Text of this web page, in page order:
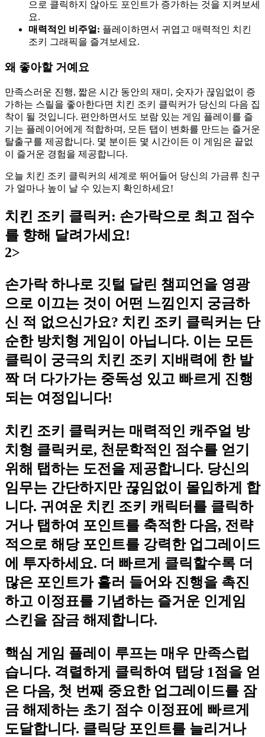
으로 클릭하지 않아도 포인트가 증가하는 것을 지켜보세
요.
매력적인 비주얼: 플레이하면서 귀엽고 매력적인 치킨
조키 그래픽을 즐겨보세요.
왜 좋아할 거예요
만족스러운 진행, 짧은 시간 동안의 재미, 숫자가 끊임없이 증
가하는 스릴을 좋아한다면 치킨 조키 클릭커가 당신의 다음 집
착이 될 것입니다. 편안하면서도 보람 있는 게임 플레이를 즐
기는 플레이어에게 적합하며, 모든 탭이 변화를 만드는 즐거운
탈출구를 제공합니다. 몇 분이든 몇 시간이든 이 게임은 끝없
이 즐거운 경험을 제공합니다.
오늘 치킨 조키 클릭커의 세계로 뛰어들어 당신의 가금류 친구
가 얼마나 높이 날 수 있는지 확인하세요!
치킨 조키 클릭커: 손가락으로 최고 점수
를 향해 달려가세요!
2>
손가락 하나로 깃털 달린 챔피언을 영광
으로 이끄는 것이 어떤 느낌인지 궁금하
신 적 없으신가요? 치킨 조키 클릭커는 단
순한 방치형 게임이 아닙니다. 이는 모든
클릭이 궁극의 치킨 조키 지배력에 한 발
짝 더 다가가는 중독성 있고 빠르게 진행
되는 여정입니다!
치킨 조키 클릭커는 매력적인 캐주얼 방
치형 클릭커로, 천문학적인 점수를 얻기
위해 탭하는 도전을 제공합니다. 당신의
임무는 간단하지만 끊임없이 몰입하게 합
니다. 귀여운 치킨 조키 캐릭터를 클릭하
거나 탭하여 포인트를 축적한 다음, 전략
적으로 해당 포인트를 강력한 업그레이드
에 투자하세요. 더 빠르게 클릭할수록 더
많은 포인트가 흘러 들어와 진행을 촉진
하고 이정표를 기념하는 즐거운 인게임
스킨을 잠금 해제합니다.
핵심 게임 플레이 루프는 매우 만족스럽
습니다. 격렬하게 클릭하여 탭당 1점을 얻
은 다음, 첫 번째 중요한 업그레이드를 잠
금 해제하는 초기 점수 이정표에 빠르게
도달합니다. 클릭당 포인트를 늘리거나